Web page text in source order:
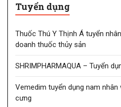
Tuyển dụng
Thuốc Thú Y Thịnh Á tuyển
doanh thuốc thủy sản
SHRIMPHARMAQUA – Tuyển
Vemedim tuyển dụng nam
cưng